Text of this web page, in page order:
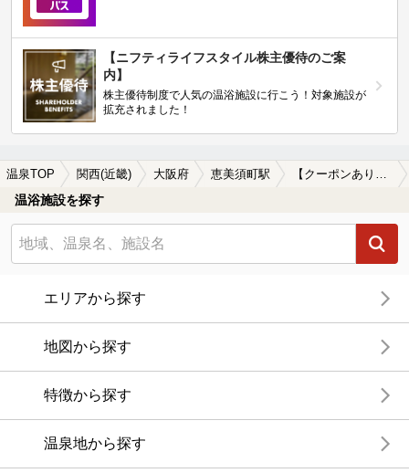
【ニフティライフスタイル株主優待のご案
内】
株主優待制度で人気の温浴施設に行こう！対象施設が
拡充されました！
温泉TOP 関西(近畿) 大阪府 恵美須町駅 【クーポンあり】単純温泉が楽しめる恵美須町駅近くの温泉、日帰り温泉、スーパー銭湯おすすめ
温浴施設を探す
エリアから探す
地図から探す
特徴から探す
温泉地から探す